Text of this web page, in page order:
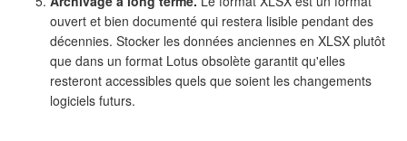
ouvert et bien documenté qui restera lisible pendant des
décennies. Stocker les données anciennes en XLSX plutôt
que dans un format Lotus obsolète garantit qu'elles
resteront accessibles quels que soient les changements
logiciels futurs.